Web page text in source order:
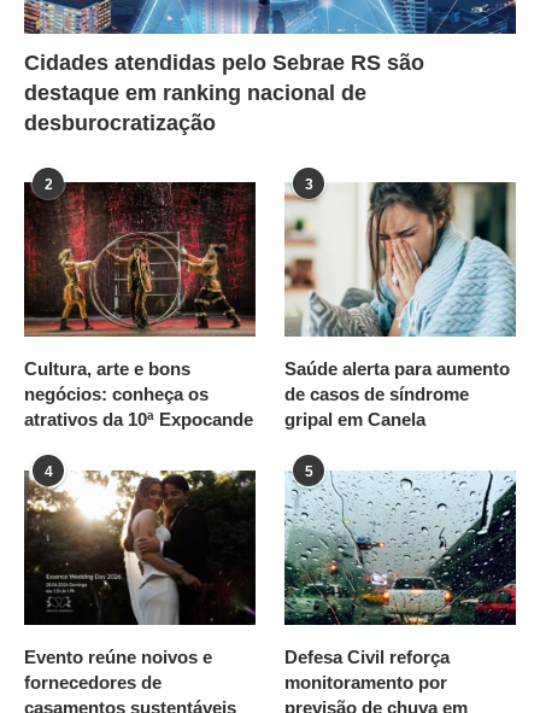
Cidades atendidas pelo Sebrae RS são
destaque em ranking nacional de
desburocratização
2
Cultura, arte e bons
negócios: conheça os
atrativos da 10ª Expocande
3
Saúde alerta para aumento
de casos de síndrome
gripal em Canela
4
Evento reúne noivos e
fornecedores de
casamentos sustentáveis
5
Defesa Civil reforça
monitoramento por
previsão de chuva em